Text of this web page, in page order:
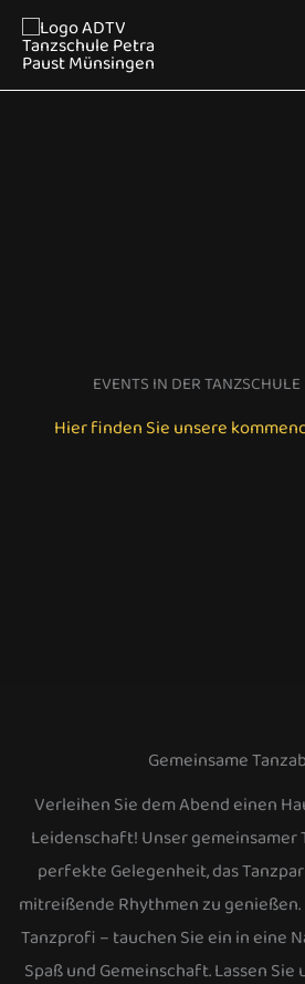
Zum
Inhalt
EVENTS IN DER
Hier finden Sie unsere
Gemeinsame
Verleihen Sie dem Abend einen
Leidenschaft! Unser gemeinsamer
perfekte Gelegenheit, das
mitreißende Rhythmen zu
Tanzprofi – tauchen Sie ein in eine
Spaß und Gemeinschaft. Lassen